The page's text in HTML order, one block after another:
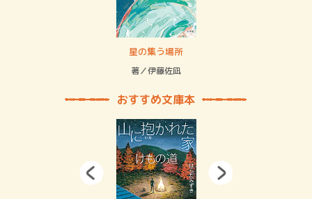
星の集う場所
著／伊藤佐凪
おすすめ文庫本